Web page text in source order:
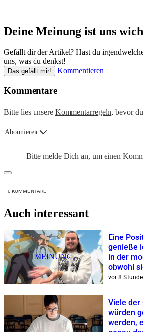
Deine Meinung ist uns
Gefällt dir der Artikel? Hast du
uns, was du denkst!
Das gefällt mir! Kommentieren
Kommentare
Bitte lies unsere Kommentarregeln, bevor
Abonnieren
Bitte melde Dich an, um einen
0 KOMMENTARE
Auch interessant
MEINUNG
Eine
genieße
in der
obwohl
vor 8
Viele der
würden
werden,